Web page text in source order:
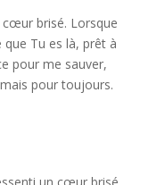
brisé. Lorsque
que Tu es là, prêt à
pour me sauver,
pour toujours.